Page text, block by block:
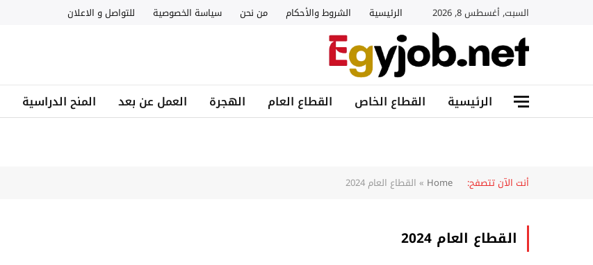
السبت, أغسطس 8, 2026 الرئيسية الشروط والأحكام من نحن سياسة الخصوصية للتواصل و الاعلان
الرئيسية القطاع الخاص القطاع العام الهجرة العمل عن بعد المنح الدراسية
أنت الآن تتصفح: Home
» القطاع العام 2024
القطاع العام 2024